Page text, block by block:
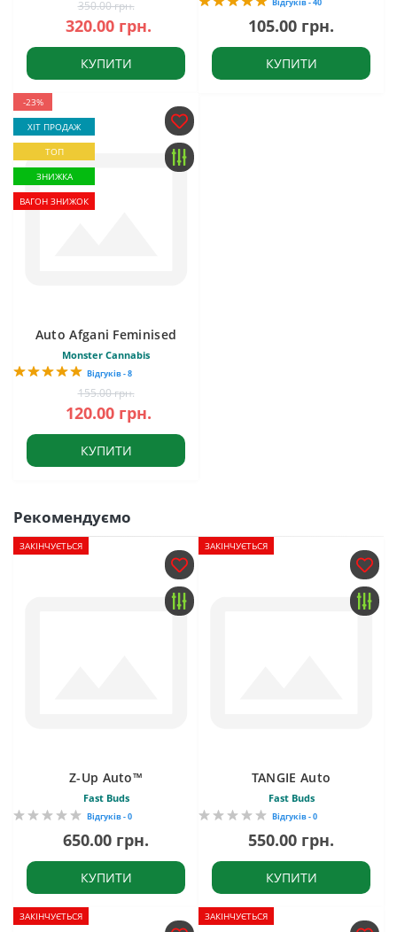
350.00 грн.
320.00 грн.
КУПИТИ
105.00 грн.
КУПИТИ
-23%
ХІТ ПРОДАЖ
ТОП
ЗНИЖКА
ВАГОН ЗНИЖОК
Auto Afgani Feminised
Monster Cannabis
Відгуків - 8
155.00 грн.
120.00 грн.
КУПИТИ
Рекомендуємо
ЗАКІНЧУЄТЬСЯ
Z-Up Auto™
Fast Buds
Відгуків - 0
650.00 грн.
КУПИТИ
ЗАКІНЧУЄТЬСЯ
TANGIE Auto
Fast Buds
Відгуків - 0
550.00 грн.
КУПИТИ
ЗАКІНЧУЄТЬСЯ ЗАКІНЧУЄТЬСЯ